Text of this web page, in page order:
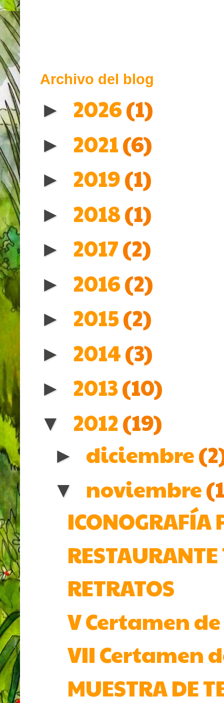
Archivo del blog
► 2026(1)
► 2021(6)
► 2019(1)
► 2018(1)
► 2017(2)
► 2016(2)
► 2015(2)
► 2014(3)
► 2013(10)
▼ 2012(19)
► diciembre
▼ noviembre
ICONOGRAFÍA
RETRATOS
V Certamen
VII Certamen
MUESTRA DE